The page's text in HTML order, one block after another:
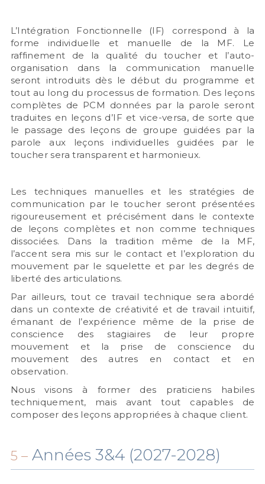
L’Intégration Fonctionnelle (IF) correspond à la
forme individuelle et manuelle de la MF. Le
raffinement de la qualité du toucher et l’auto-
organisation dans la communication manuelle
seront introduits dès le début du programme et
tout au long du processus de formation. Des leçons
complètes de PCM données par la parole seront
traduites en leçons d’IF et vice-versa, de sorte que
le passage des leçons de groupe guidées par la
parole aux leçons individuelles guidées par le
toucher sera transparent et harmonieux.
Les techniques manuelles et les stratégies de
communication par le toucher seront présentées
rigoureusement et précisément dans le contexte
de leçons complètes et non comme techniques
dissociées. Dans la tradition même de la MF,
l’accent sera mis sur le contact et l’exploration du
mouvement par le squelette et par les degrés de
liberté des articulations.
Par ailleurs, tout ce travail technique sera abordé
dans un contexte de créativité et de travail intuitif,
émanant de l’expérience même de la prise de
conscience des stagiaires de leur propre
mouvement et la prise de conscience du
mouvement des autres en contact et en
observation.
Nous visons à former des praticiens habiles
techniquement, mais avant tout capables de
composer des leçons appropriées à chaque client.
5 – Années 3&4 (2027-2028)